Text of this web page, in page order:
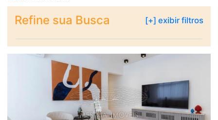
Refine sua Busca [+] exibir filtros